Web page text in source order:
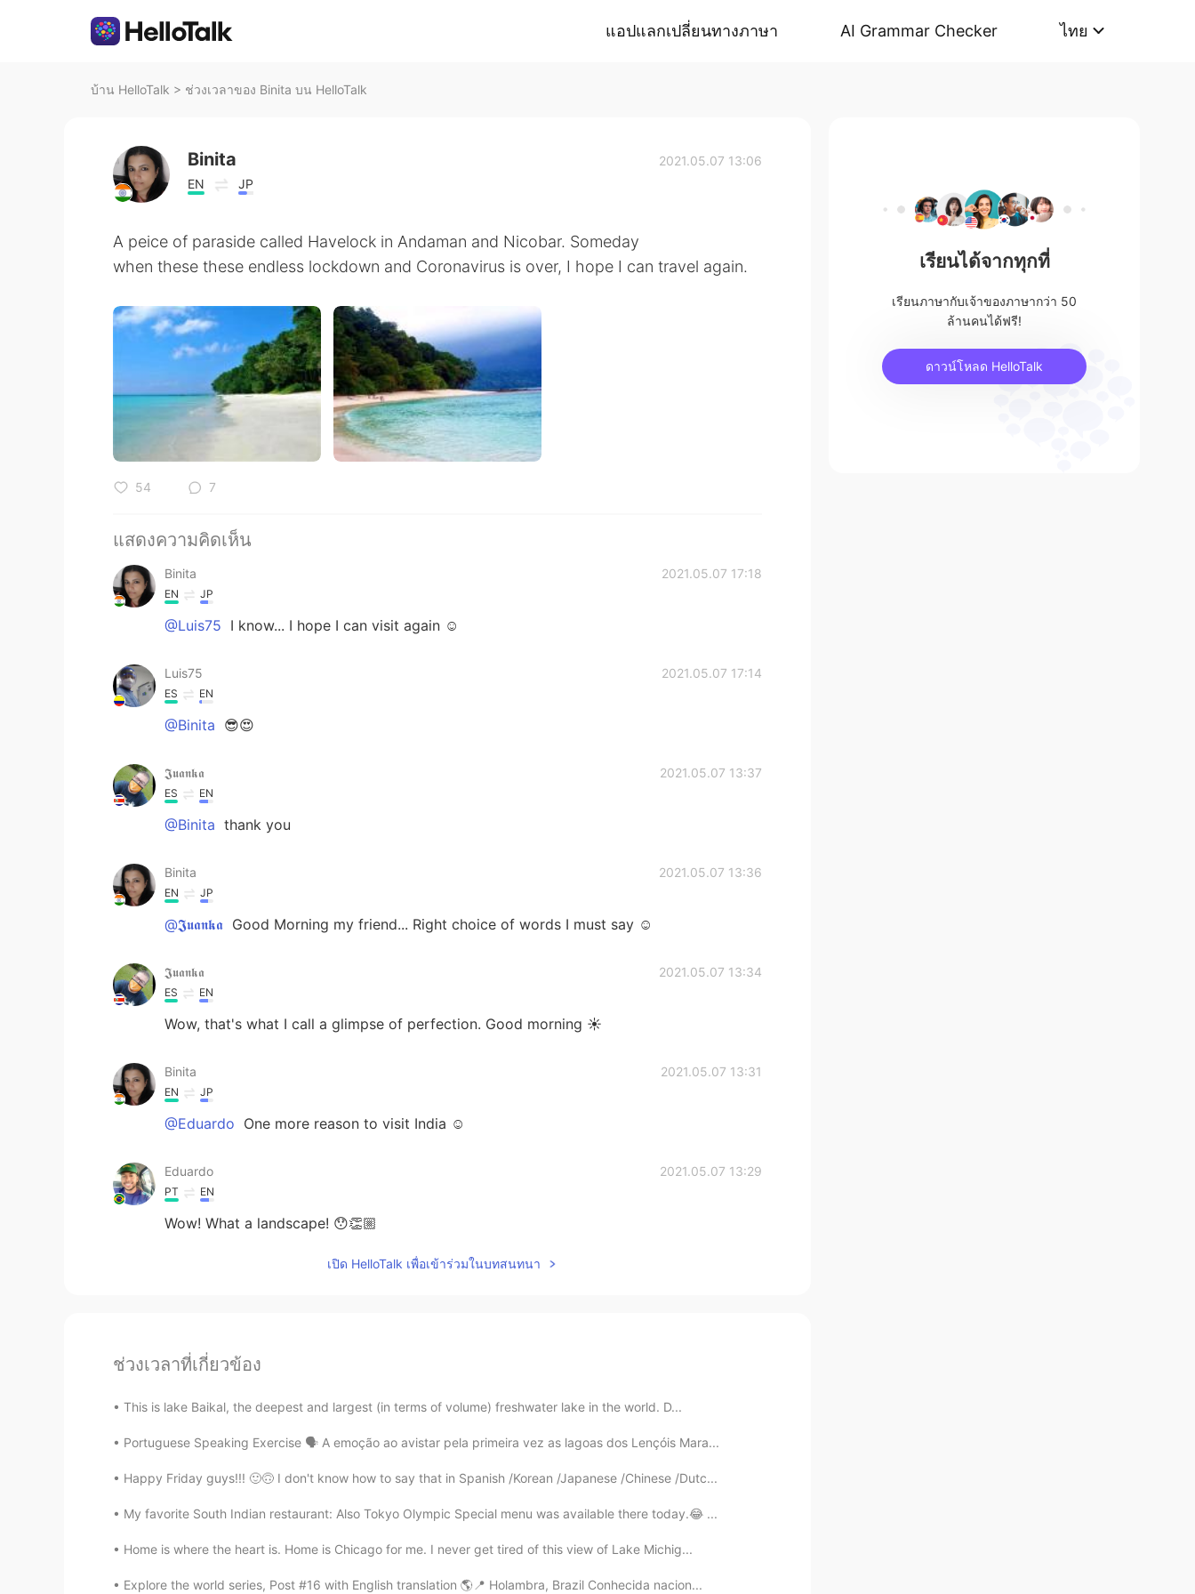
แอปแลกเปลี่ยนทางภาษา AI Grammar Checker ไทย
บ้าน HelloTalk > ช่วงเวลาของ Binita บน HelloTalk
Binita
EN JP
2021.05.07 13:06
A peice of paraside called Havelock in Andaman and Nicobar. Someday
when these these endless lockdown and Coronavirus is over, I hope I can travel again.
54 7
แสดงความคิดเห็น
Binita 2021.05.07 17:18
EN JP
@Luis75 I know... I hope I can visit again ☺
Luis75 2021.05.07 17:14
ES EN
@Binita 😎😍
𝕵𝖚𝖆𝖓𝖐𝖆 2021.05.07 13:37
ES EN
@Binita thank you
Binita 2021.05.07 13:36
EN JP
@𝕵𝖚𝖆𝖓𝖐𝖆 Good Morning my friend... Right choice of words I must say ☺
𝕵𝖚𝖆𝖓𝖐𝖆 2021.05.07 13:34
ES EN
Wow, that's what I call a glimpse of perfection. Good morning ☀️
Binita 2021.05.07 13:31
EN JP
@Eduardo One more reason to visit India ☺
Eduardo 2021.05.07 13:29
PT EN
Wow! What a landscape! 😯👏🏼
เปิด HelloTalk เพื่อเข้าร่วมในบทสนทนา
ช่วงเวลาที่เกี่ยวข้อง
This is lake Baikal, the deepest and largest (in terms of volume) freshwater lake in the world. D...
Portuguese Speaking Exercise 🗣️ A emoção ao avistar pela primeira vez as lagoas dos Lençóis Mara...
Happy Friday guys!!! 🙂🙃 I don't know how to say that in Spanish /Korean /Japanese /Chinese /Dutc...
My favorite South Indian restaurant: Also Tokyo Olympic Special menu was available there today.😂 ...
Home is where the heart is. Home is Chicago for me. I never get tired of this view of Lake Michig...
Explore the world series, Post #16 with English translation 🌎📍 Holambra, Brazil Conhecida nacion...
เรียนได้จากทุกที่
เรียนภาษากับเจ้าของภาษากว่า 50
ล้านคนได้ฟรี!
ดาวน์โหลด HelloTalk